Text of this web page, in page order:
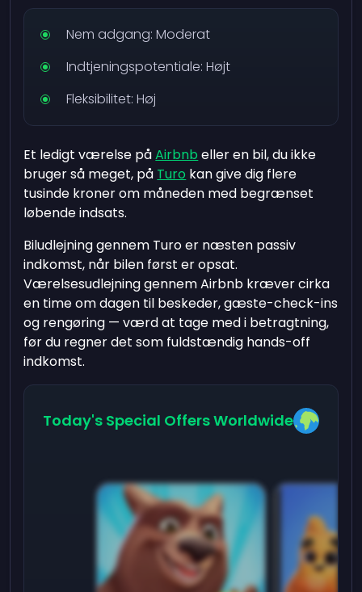
Nem adgang: Moderat
Indtjeningspotentiale: Højt
Fleksibilitet: Høj
Et ledigt værelse påAirbnb eller en bil, du ikke
bruger så meget, på Turo kan give dig flere
tusinde kroner om måneden med begrænset
løbende indsats.
Biludlejning gennem Turo er næsten passiv
indkomst, når bilen først er opsat.
Værelsesudlejning gennem Airbnb kræver cirka
en time om dagen til beskeder, gæste-check-ins
og rengøring — værd at tage med i betragtning,
før du regner det som fuldstændig hands-off
indkomst.
Today's Special Offers Worldwide